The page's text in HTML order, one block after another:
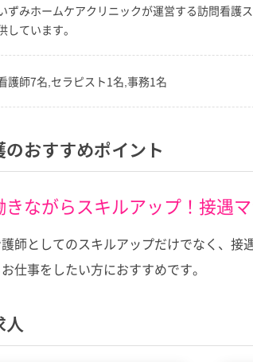
ずみホームケアクリニックが運営する訪問看護
しています。
護師7名,セラピスト1名,事務1名
おすすめポイント
きながらスキルアップ！接遇マ
師としてのスキルアップだけでなく、
仕事をしたい方におすすめです。
人